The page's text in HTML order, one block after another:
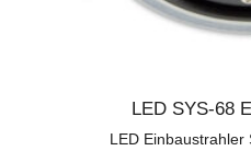
LED SYS-68
LED Einbaustrahler